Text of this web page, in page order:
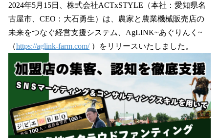
2024年5月15日、株式会社ACTxSTYLE（本社：愛知県名
古屋市、CEO：大石勇生）は、農家と農業機械販売店の
未来をつなぐ経営支援システム、AgLINK~あぐりんく~
（https://aglink-farm.com/）をリリースいたしました。